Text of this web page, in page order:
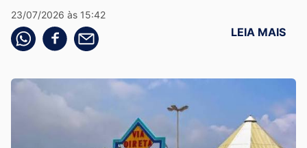
23/07/2026 às 15:42
Compartilhe pelo whatsapp
Compartilhar no facebook
Compartilhe pelo email LEIA MAIS